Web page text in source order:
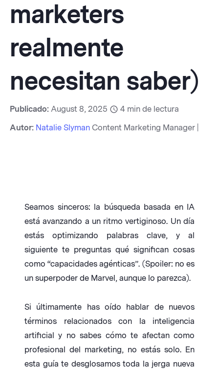
marketers
realmente
necesitan saber)
Publicado: August 8, 2025 4 min de lectura
Autor: Natalie Slyman Content Marketing Manager |
Seamos sinceros: la búsqueda basada en IA
está avanzando a un ritmo vertiginoso. Un día
estás optimizando palabras clave, y al
siguiente te preguntas qué significan cosas
como “capacidades agénticas”. (Spoiler: no es
un superpoder de Marvel, aunque lo parezca).
Si últimamente has oído hablar de nuevos
términos relacionados con la inteligencia
artificial y no sabes cómo te afectan como
profesional del marketing, no estás solo. En
esta guía te desglosamos toda la jerga nueva